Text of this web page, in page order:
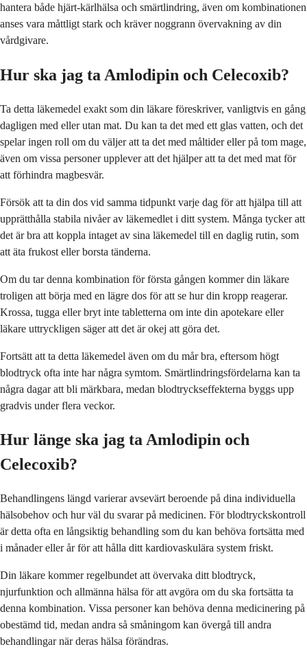
hantera både hjärt-kärlhälsa och smärtlindring, även om kombinationen
anses vara måttligt stark och kräver noggrann övervakning av din
vårdgivare.
Hur ska jag ta Amlodipin och Celecoxib?
Ta detta läkemedel exakt som din läkare föreskriver, vanligtvis en gång
dagligen med eller utan mat. Du kan ta det med ett glas vatten, och det
spelar ingen roll om du väljer att ta det med måltider eller på tom mage,
även om vissa personer upplever att det hjälper att ta det med mat för
att förhindra magbesvär.
Försök att ta din dos vid samma tidpunkt varje dag för att hjälpa till att
upprätthålla stabila nivåer av läkemedlet i ditt system. Många tycker att
det är bra att koppla intaget av sina läkemedel till en daglig rutin, som
att äta frukost eller borsta tänderna.
Om du tar denna kombination för första gången kommer din läkare
troligen att börja med en lägre dos för att se hur din kropp reagerar.
Krossa, tugga eller bryt inte tabletterna om inte din apotekare eller
läkare uttryckligen säger att det är okej att göra det.
Fortsätt att ta detta läkemedel även om du mår bra, eftersom högt
blodtryck ofta inte har några symtom. Smärtlindringsfördelarna kan ta
några dagar att bli märkbara, medan blodtryckseffekterna byggs upp
gradvis under flera veckor.
Hur länge ska jag ta Amlodipin och
Celecoxib?
Behandlingens längd varierar avsevärt beroende på dina individuella
hälsobehov och hur väl du svarar på medicinen. För blodtryckskontroll
är detta ofta en långsiktig behandling som du kan behöva fortsätta med
i månader eller år för att hålla ditt kardiovaskulära system friskt.
Din läkare kommer regelbundet att övervaka ditt blodtryck,
njurfunktion och allmänna hälsa för att avgöra om du ska fortsätta ta
denna kombination. Vissa personer kan behöva denna medicinering på
obestämd tid, medan andra så småningom kan övergå till andra
behandlingar när deras hälsa förändras.